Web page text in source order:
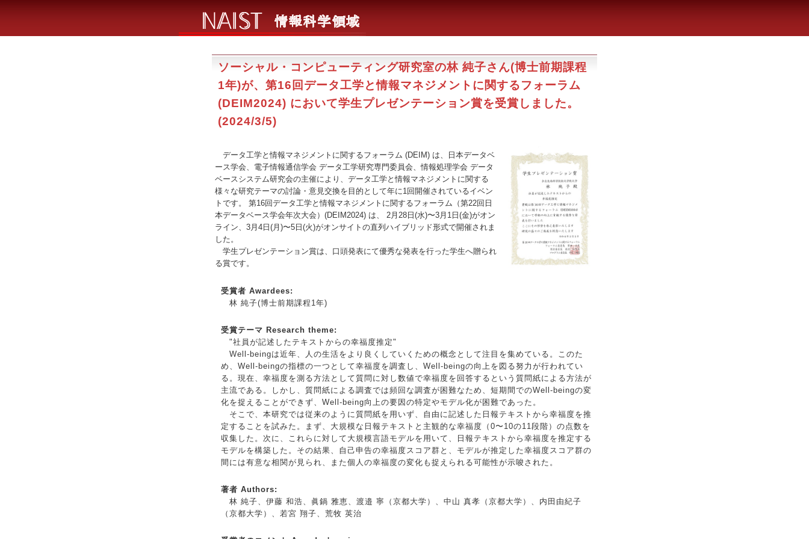
ソーシャル・コンピューティング研究室の林 純子さん(博士前期課程
1年)が、第16回データ工学と情報マネジメントに関するフォーラム
(DEIM2024) において学生プレゼンテーション賞を受賞しました。
(2024/3/5)
データ工学と情報マネジメントに関するフォーラム (DEIM) は、日本データベ
ース学会、電子情報通信学会 データ工学研究専門委員会、情報処理学会 データ
ベースシステム研究会の主催により、データ工学と情報マネジメントに関する
様々な研究テーマの討論・意見交換を目的として年に1回開催されているイベン
トです。 第16回データ工学と情報マネジメントに関するフォーラム（第22回日
本データベース学会年次大会）(DEIM2024) は、 2月28日(水)〜3月1日(金)がオン
ライン、3月4日(月)〜5日(火)がオンサイトの直列ハイブリッド形式で開催されま
した。
学生プレゼンテーション賞は、口頭発表にて優秀な発表を行った学生へ贈られ
る賞です。
受賞者 Awardees:
林 純子(博士前期課程1年)
受賞テーマ Research theme:
"社員が記述したテキストからの幸福度推定"
Well-beingは近年、人の生活をより良くしていくための概念として注目を集めている。このた
め、Well-beingの指標の一つとして幸福度を調査し、Well-beingの向上を図る努力が行われてい
る。現在、幸福度を測る方法として質問に対し数値で幸福度を回答するという質問紙による方法が
主流である。しかし、質問紙による調査では頻回な調査が困難なため、短期間でのWell-beingの変
化を捉えることができず、Well-being向上の要因の特定やモデル化が困難であった。
そこで、本研究では従来のように質問紙を用いず、自由に記述した日報テキストから幸福度を推
定することを試みた。まず、大規模な日報テキストと主観的な幸福度（0〜10の11段階）の点数を
収集した。次に、これらに対して大規模言語モデルを用いて、日報テキストから幸福度を推定する
モデルを構築した。その結果、自己申告の幸福度スコア群と、モデルが推定した幸福度スコア群の
間には有意な相関が見られ、また個人の幸福度の変化も捉えられる可能性が示唆された。
著者 Authors:
林 純子、伊藤 和浩、眞鍋 雅恵、渡邉 寧（京都大学）、中山 真孝（京都大学）、内田由紀子
（京都大学）、若宮 翔子、荒牧 英治